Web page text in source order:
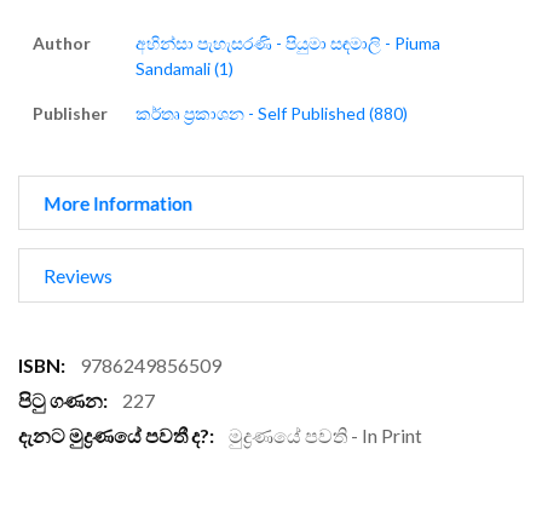
Author
අහින්සා පැහැසරණි - පියුමා සඳමාලි - Piuma
Sandamali (1)
Publisher කර්තෘ ප්‍රකාශන - Self Published (880)
More Information
Reviews
More
Information
9786249856509
227
මුද්‍රණයේ පවති - In Print